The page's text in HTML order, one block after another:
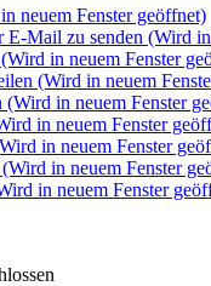
neuem Fenster geöffnet)
Mail zu senden (Wird
in neuem Fenster
(Wird in neuem
in neuem Fenster
in neuem Fenster
in neuem Fenster
in neuem Fenster
in neuem Fenster